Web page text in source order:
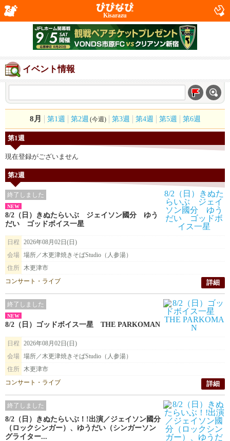
Kisarazu
イベント情報
8月 第1週 第2週 (今週) 第3週 第4週 第5週 第6週
第1週
現在登録がございません
第2週
終了しました
NEW
8/2（日）きぬたらいぶ ジェイソン國分 ゆう
だい ゴッドボイス一星
日程
2026年08月02日(日)
会場 場所／木更津焼きそばStudio（人参湯）
住所 木更津市
コンサート・ライブ
詳細
終了しました
NEW
8/2（日）ゴッドボイス一星 THE PARKOMAN
日程
2026年08月02日(日)
会場 場所／木更津焼きそばStudio（人参湯）
住所 木更津市
コンサート・ライブ
詳細
終了しました
8/2（日）きぬたらいぶ！!出演／ジェイソン國分
（ロックシンガー）、ゆうだい（シンガーソン
グライター...